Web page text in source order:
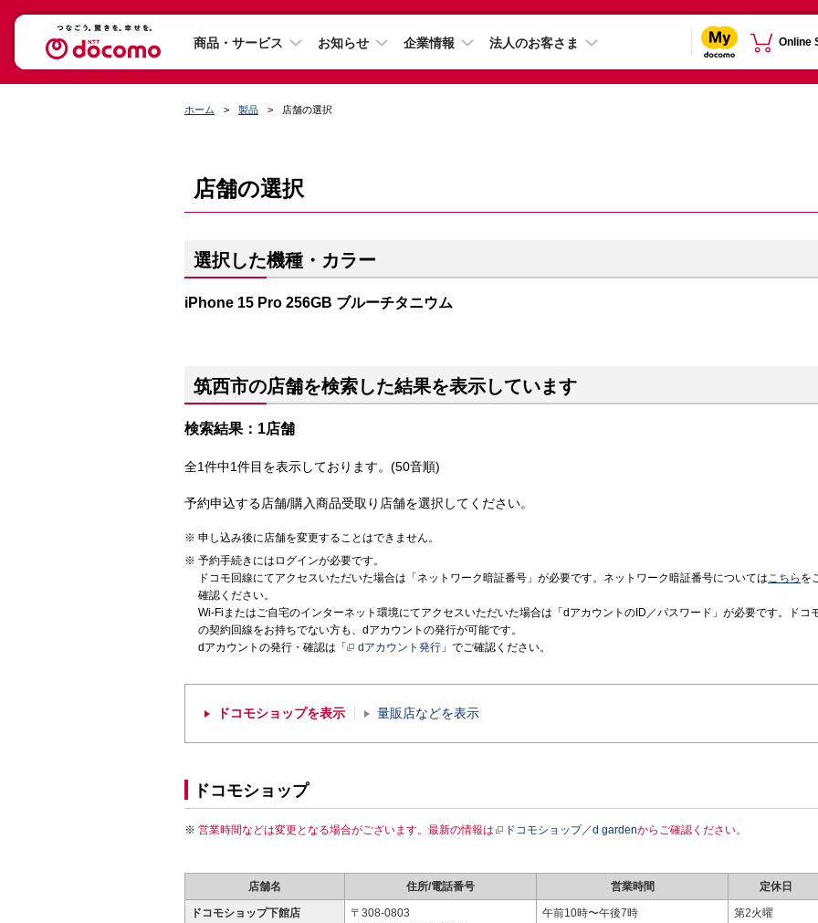
商品・サービス お知らせ 企業情報 法人のお客さま Online
ホーム 製品 店舗の選択
店舗の選択
選択した機種・カラー
iPhone 15 Pro 256GB ブルーチタニウム
筑西市の店舗を検索した結果を表示しています
検索結果：1店舗
全1件中1件目を表示しております。(50音順)
予約申込する店舗/購入商品受取り店舗を選択してください。
申し込み後に店舗を変更することはできません。
予約手続きにはログインが必要です。
ドコモ回線にてアクセスいただいた場合は「ネットワーク暗証番号」が必要です。ネットワーク暗証番号についてはこちら を
確認ください。
Wi-Fiまたはご自宅のインターネット環境にてアクセスいただいた場合は「dアカウントのID／パスワード」が必要です。ドコ
の契約回線をお持ちでない方も、dアカウントの発行が可能です。
dアカウントの発行・確認は「
dアカウント発行 」でご確認ください。
ドコモショップを表示 量販店などを表示
ドコモショップ
営業時間などは変更となる場合がございます。最新の情報は ドコモショップ／d gardenからご確認ください。
店舗名 住所/電話番号 営業時間 定休日
ドコモショップ下館店
〒308-0803
午前10時〜午後7時 第2火曜